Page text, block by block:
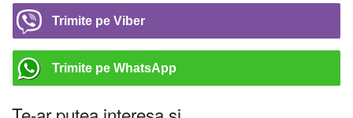
Trimite pe Viber
Trimite pe WhatsApp